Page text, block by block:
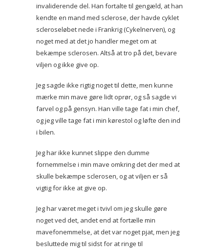
invaliderende del. Han fortalte til gengæld, at han
kendte en mand med sclerose, der havde cyklet
scleroseløbet nede i Frankrig (Cykelnerven), og
noget med at det jo handler meget om at
bekæmpe sclerosen. Altså at tro på det, bevare
viljen og ikke give op.
Jeg sagde ikke rigtig noget til dette, men kunne
mærke min mave gøre lidt oprør, og så sagde vi
farvel og på gensyn. Han ville tage fat i min chef,
og jeg ville tage fat i min kørestol og løfte den ind
i bilen.
Jeg har ikke kunnet slippe den dumme
fornemmelse i min mave omkring det der med at
skulle bekæmpe sclerosen, og at viljen er så
vigtig for ikke at give op.
Jeg har været meget i tvivl om jeg skulle gøre
noget ved det, andet end at fortælle min
mavefonemmelse, at det var noget pjat, men jeg
besluttede mig til sidst for at ringe til